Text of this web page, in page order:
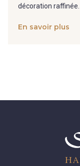
décoration raffinée.
En savoir plus